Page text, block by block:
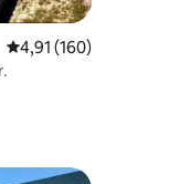
4,91 de uma avaliação
4,91 (160)